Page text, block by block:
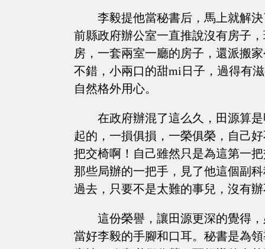
李毅提他當秘書后，馬上就解
前縣政府辦公室一直推說沒有房子
房，一套兩室一廳的房子，還派搬
不錯，小兩口的甜mi日子，過得有
自然格外用心。
在政府辦混了這么久，田源算
起的，一損俱損，一榮俱榮，自己
把交椅啊！自己雖然只是為這第一
那些局辦的一把手，見了他這個副
過去，只要不是太難的事兒，沒有
這份榮譽，讓田源更深的覺得
當好李毅的手腳和口耳。秘書是為